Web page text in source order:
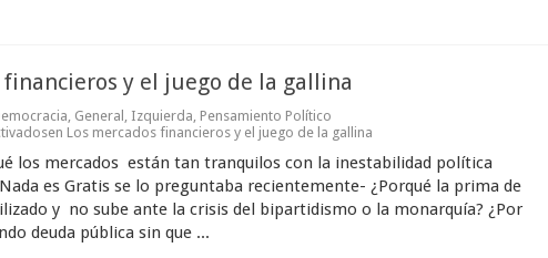
financieros y el juego de la gallina
, General , Izquierda, Pensamiento Político
en Los mercados financieros y el juego de la gallina
los mercados están tan tranquilos con la inestabilidad política
es Gratis se lo preguntaba recientemente- ¿Porqué la prima de
y no sube ante la crisis del bipartidismo o la monarquía? ¿Por
deuda pública sin que ...